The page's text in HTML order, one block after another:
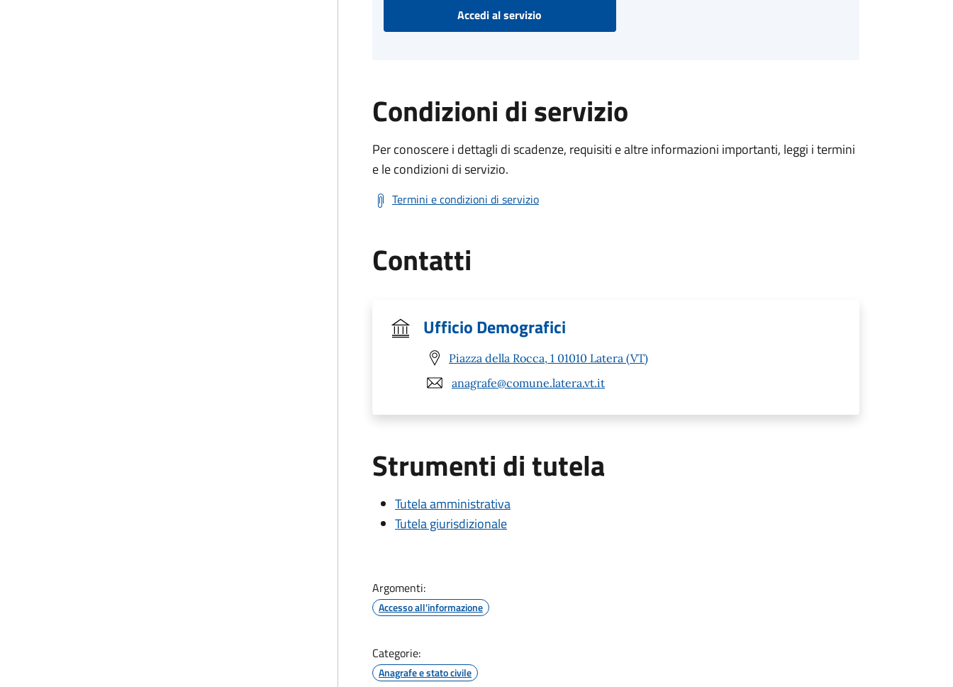
Accedi al servizio
Condizioni di servizio
Per conoscere i dettagli di scadenze, requisiti e altre informazioni importanti, leggi i termini
e le condizioni di servizio.
Termini e condizioni di servizio
Contatti
Ufficio Demografici
Piazza della Rocca, 1 01010 Latera (VT)
anagrafe@comune.latera.vt.it
Strumenti di tutela
Tutela amministrativa
Tutela giurisdizionale
Argomenti:
Accesso all'informazione
Categorie:
Anagrafe e stato civile